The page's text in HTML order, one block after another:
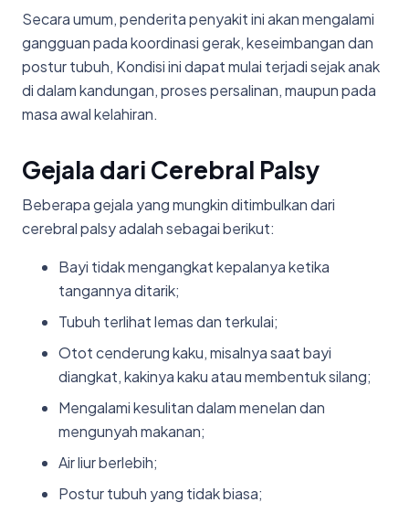
Secara umum, penderita penyakit ini akan mengalami
gangguan pada koordinasi gerak, keseimbangan dan
postur tubuh, Kondisi ini dapat mulai terjadi sejak anak
di dalam kandungan, proses persalinan, maupun pada
masa awal kelahiran.
Gejala dari Cerebral Palsy
Beberapa gejala yang mungkin ditimbulkan dari
cerebral palsy adalah sebagai berikut:
Bayi tidak mengangkat kepalanya ketika
tangannya ditarik;
Tubuh terlihat lemas dan terkulai;
Otot cenderung kaku, misalnya saat bayi
diangkat, kakinya kaku atau membentuk silang;
Mengalami kesulitan dalam menelan dan
mengunyah makanan;
Air liur berlebih;
Postur tubuh yang tidak biasa;